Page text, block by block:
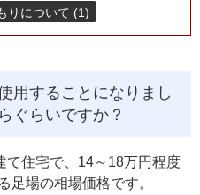
りについて (1)
用することになりまし
ぐらいですか？
て住宅で、14～18万円程度
足場の相場価格です。